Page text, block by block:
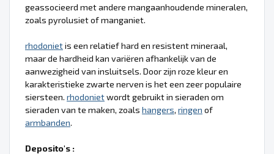
geassocieerd met andere mangaanhoudende mineralen,
zoals pyrolusiet of manganiet.
rhodonietis een relatief hard en resistent mineraal,
maar de hardheid kan variëren afhankelijk van de
aanwezigheid van insluitsels. Door zijn roze kleur en
karakteristieke zwarte nerven is het een zeer populaire
siersteen. rhodonietwordt gebruikt in sieraden om
sieraden van te maken, zoals hangers, ringen of
armbanden.
Deposito's :